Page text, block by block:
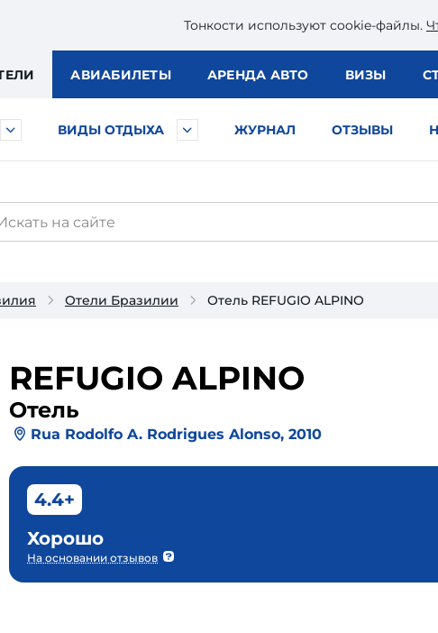
Тонкости используют сookie-файлы.
АВИАБИЛЕТЫ АРЕНДА АВТО ВИЗЫ
ВИДЫ ОТДЫХА ЖУРНАЛ ОТЗЫВЫ
Отели Бразилии Отель REFUGIO ALPINO
REFUGIO ALPINO
Отель
Rua Rodolfo A. Rodrigues Alonso, 2010
4.4+
Хорошо
На основании отзывов